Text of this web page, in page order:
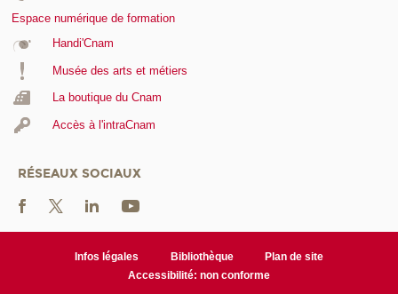
Espace numérique de formation
Handi'Cnam
Musée des arts et métiers
La boutique du Cnam
Accès à l'intraCnam
RÉSEAUX SOCIAUX
Infos légales Bibliothèque
Plan de site
Accessibilité: non conforme